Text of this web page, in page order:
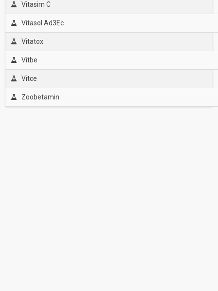
Vitasim C
Vitasol Ad3Ec
Vitatox
Vitbe
Vitce
Zoobetamin